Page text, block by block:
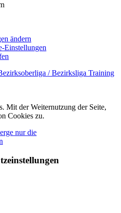
ändern
Einstellungen
/ Bezirksliga Training
Mit der Weiternutzung der Seite,
Cookies zu.
nur die